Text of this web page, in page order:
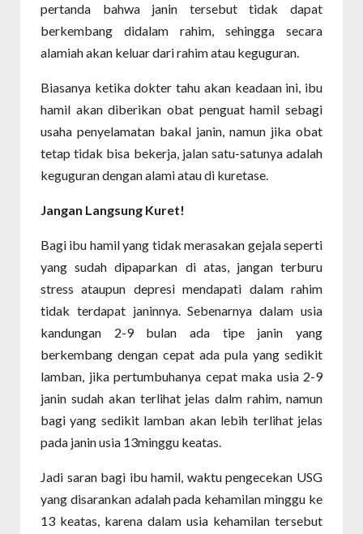
pertanda bahwa janin tersebut tidak dapat
berkembang didalam rahim, sehingga secara
alamiah akan keluar dari rahim atau keguguran.
Biasanya ketika dokter tahu akan keadaan ini, ibu
hamil akan diberikan obat penguat hamil sebagi
usaha penyelamatan bakal janin, namun jika obat
tetap tidak bisa bekerja, jalan satu-satunya adalah
keguguran dengan alami atau di kuretase.
Jangan Langsung Kuret!
Bagi ibu hamil yang tidak merasakan gejala seperti
yang sudah dipaparkan di atas, jangan terburu
stress ataupun depresi mendapati dalam rahim
tidak terdapat janinnya. Sebenarnya dalam usia
kandungan 2-9 bulan ada tipe janin yang
berkembang dengan cepat ada pula yang sedikit
lamban, jika pertumbuhanya cepat maka usia 2-9
janin sudah akan terlihat jelas dalm rahim, namun
bagi yang sedikit lamban akan lebih terlihat jelas
pada janin usia 13minggu keatas.
Jadi saran bagi ibu hamil, waktu pengecekan USG
yang disarankan adalah pada kehamilan minggu ke
13 keatas, karena dalam usia kehamilan tersebut